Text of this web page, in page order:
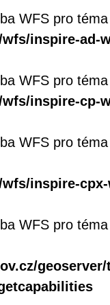
WFS pro
inspire-ad-
WFS pro
inspire-cp-
WFS pro
inspire-
WFS pro